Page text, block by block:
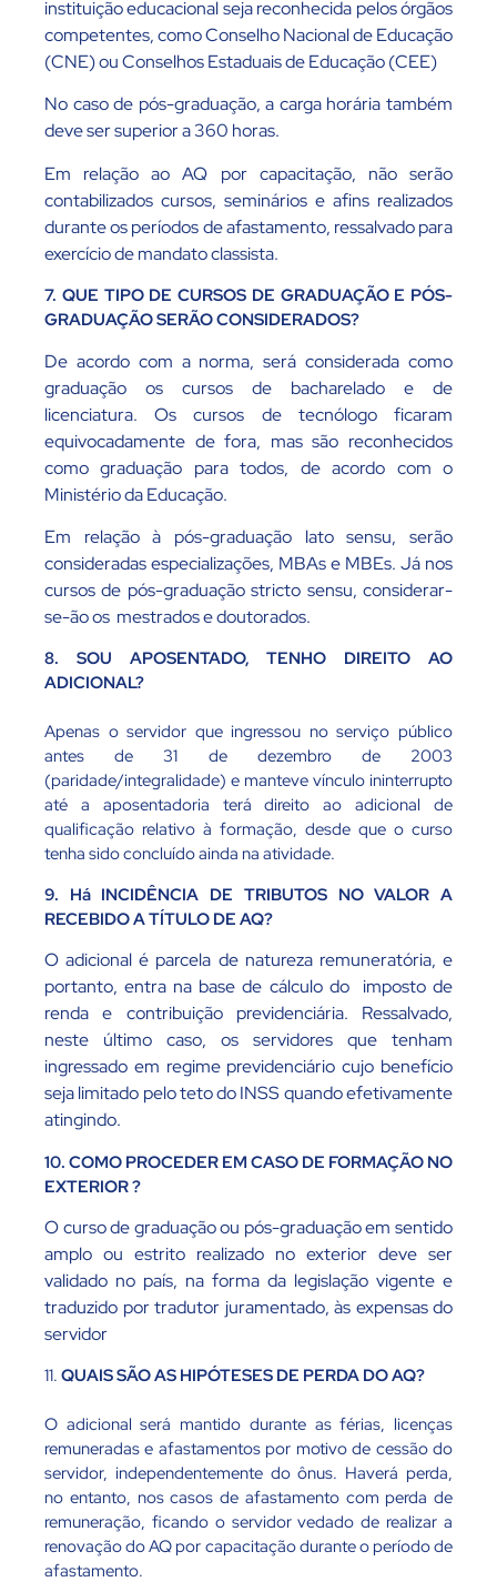
instituição educacional seja reconhecida pelos órgãos
competentes, como Conselho Nacional de Educação
(CNE) ou Conselhos Estaduais de Educação (CEE)
No caso de pós-graduação, a carga horária também
deve ser superior a 360 horas.
Em relação ao AQ por capacitação, não serão
contabilizados cursos, seminários e afins realizados
durante os períodos de afastamento, ressalvado para
exercício de mandato classista.
7. QUE TIPO DE CURSOS DE GRADUAÇÃO E PÓS-
GRADUAÇÃO SERÃO CONSIDERADOS?
De acordo com a norma, será considerada como
graduação os cursos de bacharelado e de
licenciatura. Os cursos de tecnólogo ficaram
equivocadamente de fora, mas são reconhecidos
como graduação para todos, de acordo com o
Ministério da Educação.
Em relação à pós-graduação lato sensu, serão
consideradas especializações, MBAs e MBEs. Já nos
cursos de pós-graduação stricto sensu, considerar-
se-ão os mestrados e doutorados.
8. SOU APOSENTADO, TENHO DIREITO AO
ADICIONAL?
Apenas o servidor que ingressou no serviço público
antes de 31 de dezembro de 2003
(paridade/integralidade) e manteve vínculo ininterrupto
até a aposentadoria terá direito ao adicional de
qualificação relativo à formação, desde que o curso
tenha sido concluído ainda na atividade.
9. Há INCIDÊNCIA DE TRIBUTOS NO VALOR A
RECEBIDO A TÍTULO DE AQ?
O adicional é parcela de natureza remuneratória, e
portanto, entra na base de cálculo do imposto de
renda e contribuição previdenciária. Ressalvado,
neste último caso, os servidores que tenham
ingressado em regime previdenciário cujo benefício
seja limitado pelo teto do INSS quando efetivamente
atingindo.
10. COMO PROCEDER EM CASO DE FORMAÇÃO NO
EXTERIOR ?
O curso de graduação ou pós-graduação em sentido
amplo ou estrito realizado no exterior deve ser
validado no país, na forma da legislação vigente e
traduzido por tradutor juramentado, às expensas do
servidor
11. QUAIS SÃO AS HIPÓTESES DE PERDA DO AQ?
O adicional será mantido durante as férias, licenças
remuneradas e afastamentos por motivo de cessão do
servidor, independentemente do ônus. Haverá perda,
no entanto, nos casos de afastamento com perda de
remuneração, ficando o servidor vedado de realizar a
renovação do AQ por capacitação durante o período de
afastamento.